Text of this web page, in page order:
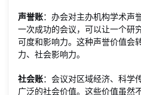
声誉账：办会对主办机构学术声
一次成功的会议，可以让一个研
可度和影响力。这种声誉价值会
力、社会影响力。
社会账：会议对区域经济、科学
广泛的社会价值。这些价值虽然